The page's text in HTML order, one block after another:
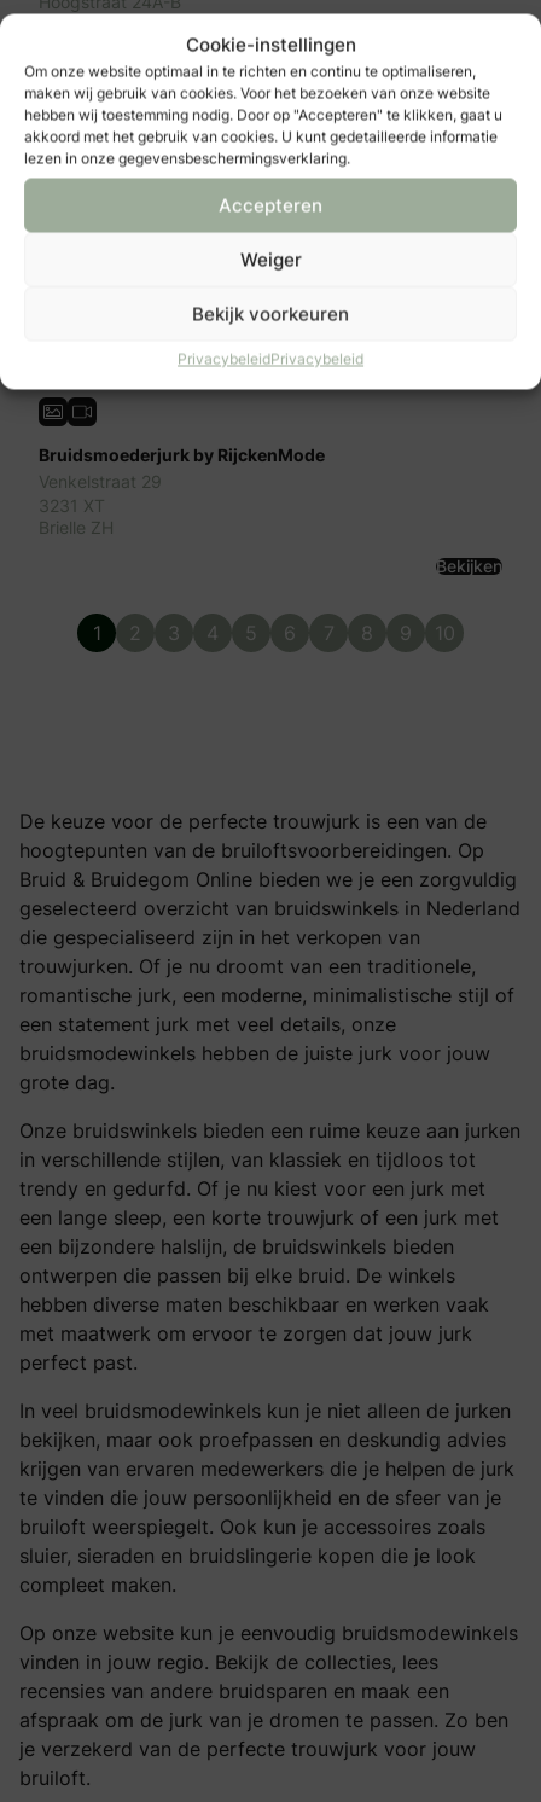
Cookie-instellingen
Om onze website optimaal in te richten en continu te optimaliseren,
maken wij gebruik van cookies. Voor het bezoeken van onze website
hebben wij toestemming nodig. Door op "Accepteren" te klikken, gaat u
akkoord met het gebruik van cookies. U kunt gedetailleerde informatie
lezen in onze gegevensbeschermingsverklaring.
Accepteren
Weiger
Bekijk voorkeuren
PrivacybeleidPrivacybeleid
Bekijken
Bruidsmoederjurk by RijckenMode
Venkelstraat 29
3231 XT
Brielle ZH
Bekijken
1 2 3 4 5 6 7 8 9 10
De keuze voor de perfecte trouwjurk is een van de
hoogtepunten van de bruiloftsvoorbereidingen. Op
Bruid & Bruidegom Online bieden we je een zorgvuldig
geselecteerd overzicht van bruidswinkels in Nederland
die gespecialiseerd zijn in het verkopen van
trouwjurken. Of je nu droomt van een traditionele,
romantische jurk, een moderne, minimalistische stijl of
een statement jurk met veel details, onze
bruidsmodewinkels hebben de juiste jurk voor jouw
grote dag.
Onze bruidswinkels bieden een ruime keuze aan jurken
in verschillende stijlen, van klassiek en tijdloos tot
trendy en gedurfd. Of je nu kiest voor een jurk met
een lange sleep, een korte trouwjurk of een jurk met
een bijzondere halslijn, de bruidswinkels bieden
ontwerpen die passen bij elke bruid. De winkels
hebben diverse maten beschikbaar en werken vaak
met maatwerk om ervoor te zorgen dat jouw jurk
perfect past.
In veel bruidsmodewinkels kun je niet alleen de jurken
bekijken, maar ook proefpassen en deskundig advies
krijgen van ervaren medewerkers die je helpen de jurk
te vinden die jouw persoonlijkheid en de sfeer van je
bruiloft weerspiegelt. Ook kun je accessoires zoals
sluier, sieraden en bruidslingerie kopen die je look
compleet maken.
Op onze website kun je eenvoudig bruidsmodewinkels
vinden in jouw regio. Bekijk de collecties, lees
recensies van andere bruidsparen en maak een
afspraak om de jurk van je dromen te passen. Zo ben
je verzekerd van de perfecte trouwjurk voor jouw
bruiloft.